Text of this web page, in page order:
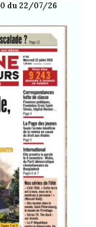
du 22/07/26